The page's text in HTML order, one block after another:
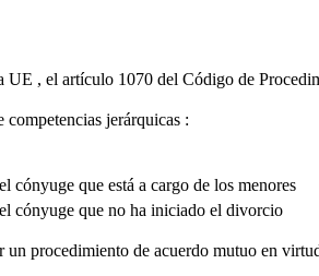
UE , el artículo 1070 del Código de
competencias jerárquicas :
cónyuge que está a cargo de los menores
cónyuge que no ha iniciado el divorcio
procedimiento de acuerdo mutuo en